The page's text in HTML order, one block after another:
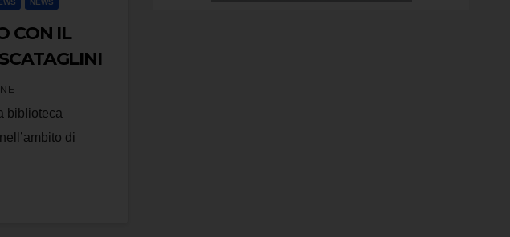
CON IL
biblioteca
di